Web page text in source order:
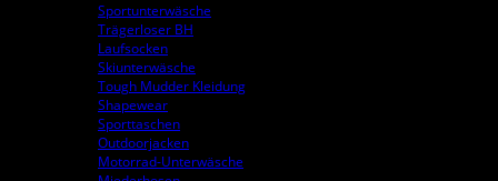
Sportunterwäsche
Trägerloser BH
Laufsocken
Skiunterwäsche
Tough Mudder Kleidung
Shapewear
Sporttaschen
Outdoorjacken
Motorrad-Unterwäsche